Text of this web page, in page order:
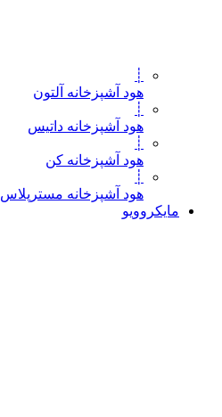
┊
هود آشپزخانه آلتون
┊
هود آشپزخانه داتیس
┊
هود آشپزخانه کن
┊
هود آشپزخانه مسترپلاس
مایکروویو